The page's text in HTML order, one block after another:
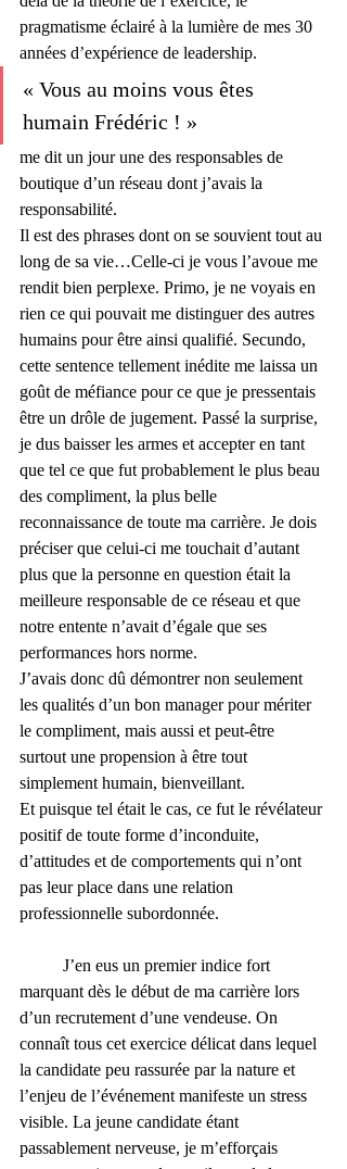
pragmatisme éclairé à la lumière de mes 30
années d’expérience de leadership.
« Vous au moins vous êtes
humain Frédéric ! »
me dit un jour une des responsables de
boutique d’un réseau dont j’avais la
responsabilité.
Il est des phrases dont on se souvient tout au
long de sa vie…Celle-ci je vous l’avoue me
rendit bien perplexe. Primo, je ne voyais en
rien ce qui pouvait me distinguer des autres
humains pour être ainsi qualifié. Secundo,
cette sentence tellement inédite me laissa un
goût de méfiance pour ce que je pressentais
être un drôle de jugement. Passé la surprise,
je dus baisser les armes et accepter en tant
que tel ce que fut probablement le plus beau
des compliment, la plus belle
reconnaissance de toute ma carrière. Je dois
préciser que celui-ci me touchait d’autant
plus que la personne en question était la
meilleure responsable de ce réseau et que
notre entente n’avait d’égale que ses
performances hors norme.
J’avais donc dû démontrer non seulement
les qualités d’un bon manager pour mériter
le compliment, mais aussi et peut-être
surtout une propension à être tout
simplement humain, bienveillant.
Et puisque tel était le cas, ce fut le révélateur
positif de toute forme d’inconduite,
d’attitudes et de comportements qui n’ont
pas leur place dans une relation
professionnelle subordonnée.
marquant dès le début de ma carrière lors
d’un recrutement d’une vendeuse. On
connaît tous cet exercice délicat dans lequel
la candidate peu rassurée par la nature et
l’enjeu de l’événement manifeste un stress
visible. La jeune candidate étant
passablement nerveuse, je m’efforçais